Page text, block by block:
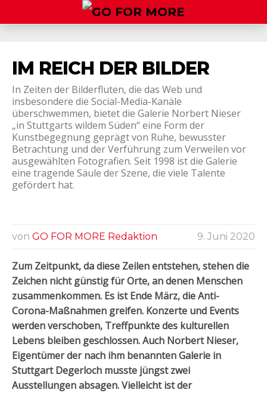
IM REICH DER BILDER
In Zeiten der Bilderfluten, die das Web und
insbesondere die Social-Media-Kanäle
überschwemmen, bietet die Galerie Norbert Nieser
„in Stuttgarts wildem Süden“ eine Form der
Kunstbegegnung geprägt von Ruhe, bewusster
Betrachtung und der Verführung zum Verweilen vor
ausgewählten Fotografien. Seit 1998 ist die Galerie
eine tragende Säule der Szene, die viele Talente
gefördert hat.
von GO FOR MORE Redaktion 9. Juni 2020
Zum Zeitpunkt, da diese Zeilen entstehen, stehen die
Zeichen nicht günstig für Orte, an denen Menschen
zusammenkommen. Es ist Ende März, die Anti-
Corona-Maßnahmen greifen. Konzerte und Events
werden verschoben, Treffpunkte des kulturellen
Lebens bleiben geschlossen. Auch Norbert Nieser,
Eigentümer der nach ihm benannten Galerie in
Stuttgart Degerloch musste jüngst zwei
Ausstellungen absagen. Vielleicht ist der